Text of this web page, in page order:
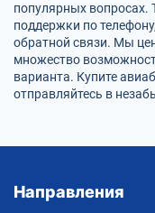
популярных вопросах.
поддержки по
обратной связи. Мы
множество
варианта. Купите
отправляйтесь в
Направления